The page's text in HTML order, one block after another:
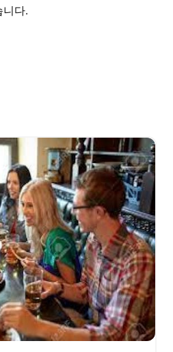
니다.
에서 직접 농장 농산물을 샘플
호주에서 발견되는 이유를 알
을 Southern Highlands,
려가 폭포, 와이너리, 호주 농
산 농산물의 이점과 건강과 웰
방법에 대해서도 배울 수 있습
러분의 필요에 맞게 조정할 수